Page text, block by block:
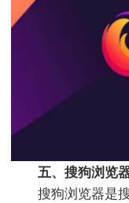
五、搜狗浏览
搜狗浏览器是搜